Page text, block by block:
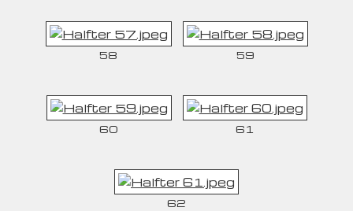
58 59
60 61
62